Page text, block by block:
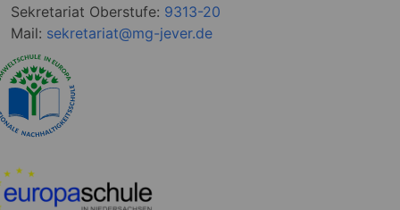
Sekretariat Oberstufe: 9313-20
Mail: sekretariat@mg-jever.de